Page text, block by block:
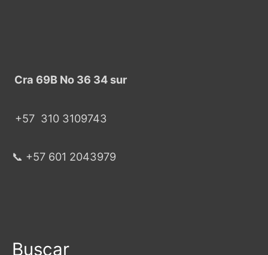
Cra 69B No 36 34 sur
+57 310 3109743
📞 +57 601 2043979
Buscar